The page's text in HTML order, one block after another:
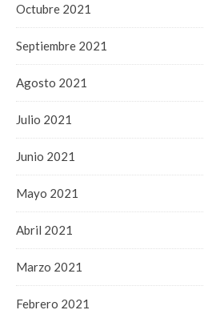
Octubre 2021
Septiembre 2021
Agosto 2021
Julio 2021
Junio 2021
Mayo 2021
Abril 2021
Marzo 2021
Febrero 2021